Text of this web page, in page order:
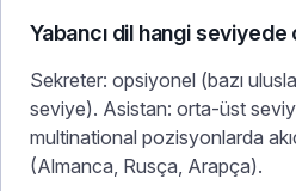
Yabancı dil hangi seviyede
Sekreter: opsiyonel (bazı
seviye). Asistan: orta-üst
multinational pozisyonlarda
(Almanca, Rusça, Arapça).